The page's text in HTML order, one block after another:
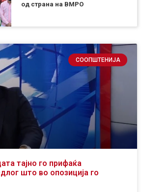
од страна на ВМРО
СООПШТЕНИЈА
тајно го прифаќа
што во опозиција го